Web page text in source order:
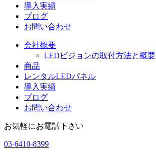
導入実績
ブログ
お問い合わせ
会社概要
LEDビジョンの取付方法と概要
商品
レンタルLEDパネル
導入実績
ブログ
お問い合わせ
お気軽にお電話下さい
03-6410-8399